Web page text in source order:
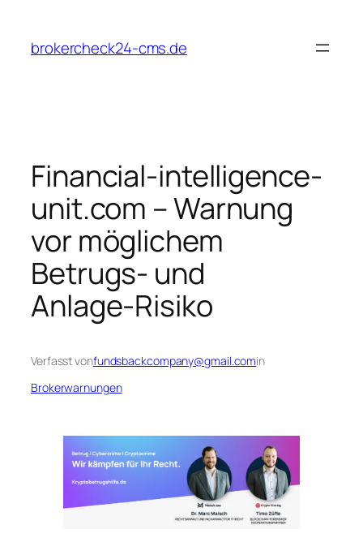
springen
brokercheck24-cms.de
Financial‑intelligence‑
unit.com – Warnung
vor möglichem
Betrugs‑ und
Anlage‑Risiko
Verfasst vonfundsbackcompany@gmail.comin
Brokerwarnungen